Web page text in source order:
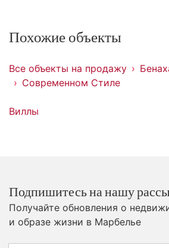
Похожие объекты
Все объекты на продажу
Современном Стиле
Виллы
Подпишитесь на нашу
Получайте обновления о
и образе жизни в Марбелье